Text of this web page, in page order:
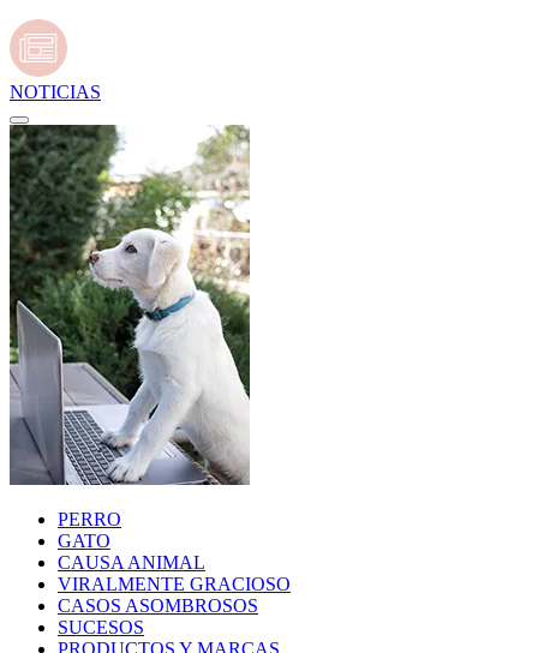
NOTICIAS
PERRO
GATO
CAUSA ANIMAL
VIRALMENTE GRACIOSO
CASOS ASOMBROSOS
SUCESOS
PRODUCTOS Y MARCAS